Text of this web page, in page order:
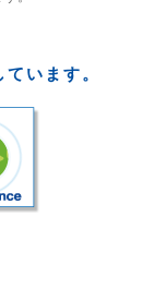
います。